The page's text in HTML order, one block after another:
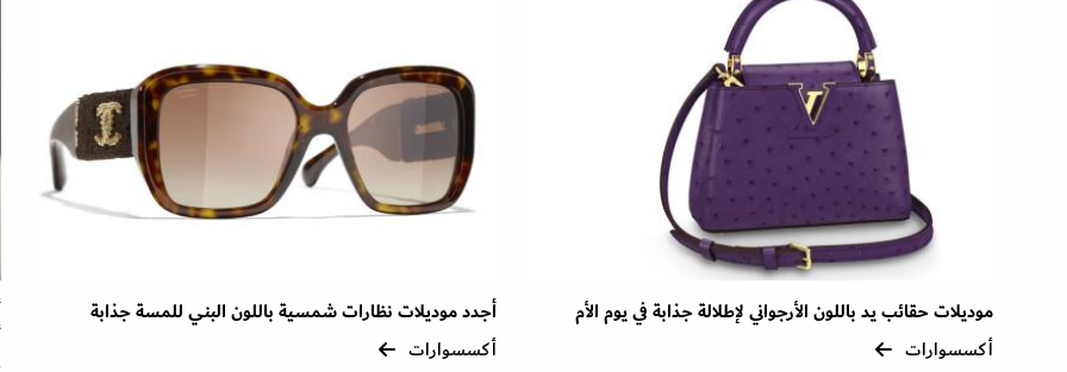
موديلات حقائب يد باللون الأرجواني لإطلالة جذابة في يوم الأم
أكسسوارات
أجدد موديلات نظارات شمسية باللون البني للمسة جذابة
أكسسوارات